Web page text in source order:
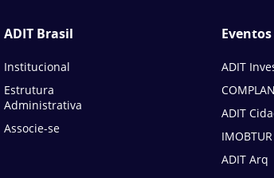
ADIT Brasil
Institucional
Estrutura
Administrativa
Associe-se
Eventos
ADIT
COMPLAN
ADIT
IMOBTUR
ADIT Arq